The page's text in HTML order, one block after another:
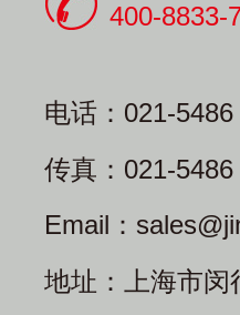
400-8833-
电话：021-5486
传真：021-5486
Email：
地址：上海市闵